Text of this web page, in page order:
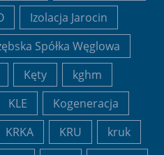
Izolacja Jarocin
Spółka Węglowa
Kęty
kghm
KLE
Kogeneracja
KRKA KRU
kruk